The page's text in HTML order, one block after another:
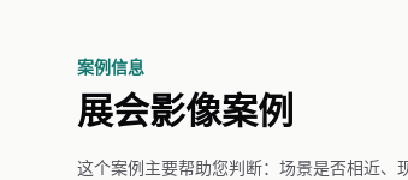
案例信息
展会影像案例
这个案例主要帮助您判断：场景是否相近、